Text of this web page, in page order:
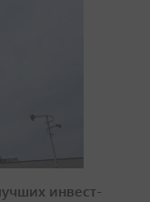
инвест-